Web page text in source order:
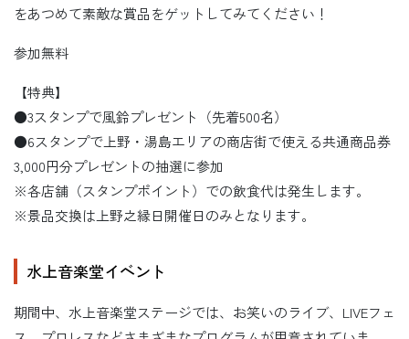
をあつめて素敵な賞品をゲットしてみてください！
参加無料
【特典】
●3スタンプで風鈴プレゼント（先着500名）
●6スタンプで上野・湯島エリアの商店街で使える共通商品券
3,000円分プレゼントの抽選に参加
※各店舗（スタンプポイント）での飲食代は発生します。
※景品交換は上野之縁日開催日のみとなります。
水上音楽堂イベント
期間中、水上音楽堂ステージでは、お笑いのライブ、LIVEフェ